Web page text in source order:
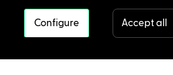
Configure Accept all